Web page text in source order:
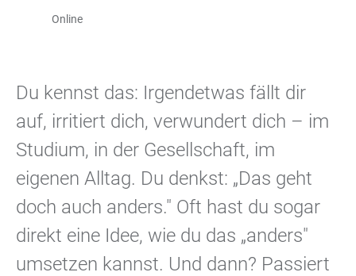
Online
Du kennst das: Irgendetwas fällt dir
auf, irritiert dich, verwundert dich – im
Studium, in der Gesellschaft, im
eigenen Alltag. Du denkst: „Das geht
doch auch anders." Oft hast du sogar
direkt eine Idee, wie du das „anders"
umsetzen kannst. Und dann? Passiert